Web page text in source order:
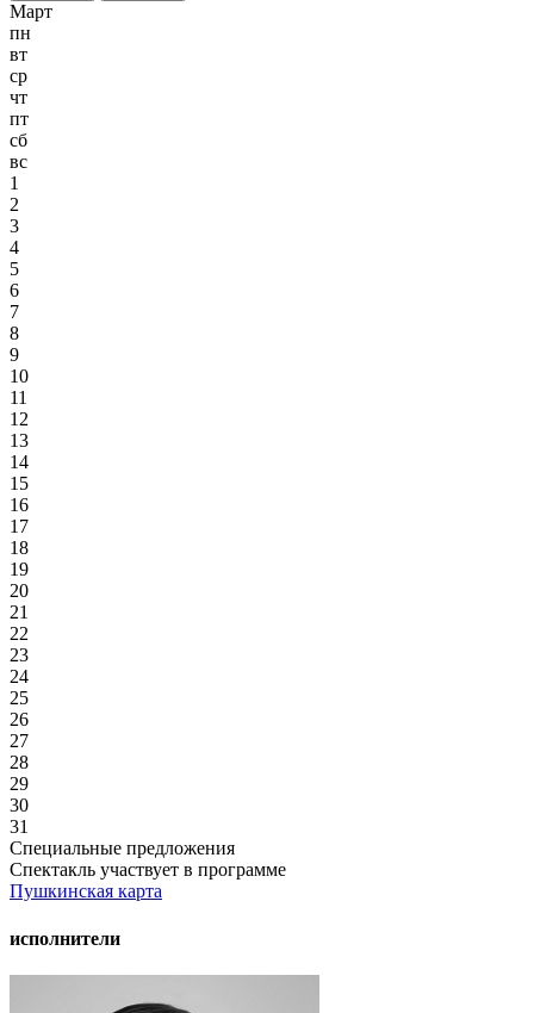
Март
пн
вт
ср
чт
пт
сб
вс
1
2
3
4
5
6
7
8
9
10
11
12
13
14
15
16
17
18
19
20
21
22
23
24
25
26
27
28
29
30
31
Специальные предложения
Спектакль участвует в программе
Пушкинская карта
исполнители